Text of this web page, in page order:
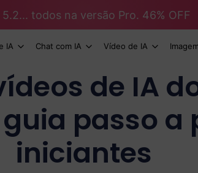
todos na versão Pro. 46% OFF
IA Chat com IA Vídeo de IA
de IA
passo a
iniciantes